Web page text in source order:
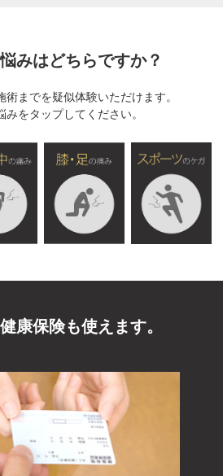
みはどちらですか？
術までを疑似体験いただけます。
みをタップしてください。
康保険も使えます。